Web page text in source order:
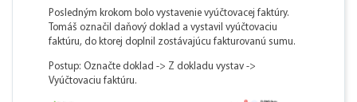
Posledným krokom bolo vystavenie vyúčtovacej faktúry.
Tomáš označil daňový doklad a vystavil vyúčtovaciu
faktúru, do ktorej doplnil zostávajúcu fakturovanú sumu.
Postup: Označte doklad -> Z dokladu vystav ->
Vyúčtovaciu faktúru.